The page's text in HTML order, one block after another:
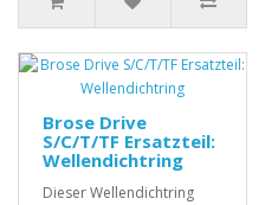
Brose Drive
S/C/T/TF Ersatzteil:
Wellendichtring
Dieser Wellendichtring